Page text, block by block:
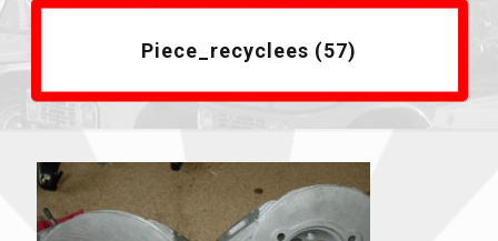
Piece_recyclees (57)